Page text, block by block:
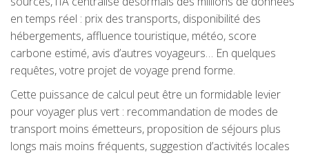
en temps réel : prix des transports, disponibilité des
hébergements, affluence touristique, météo, score
carbone estimé, avis d’autres voyageurs… En quelques
requêtes, votre projet de voyage prend forme.
Cette puissance de calcul peut être un formidable levier
pour voyager plus vert : recommandation de modes de
transport moins émetteurs, proposition de séjours plus
longs mais moins fréquents, suggestion d’activités locales